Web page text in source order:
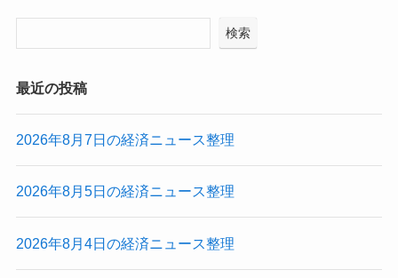
検索
最近の投稿
2026年8月7日の経済ニュース整理
2026年8月5日の経済ニュース整理
2026年8月4日の経済ニュース整理